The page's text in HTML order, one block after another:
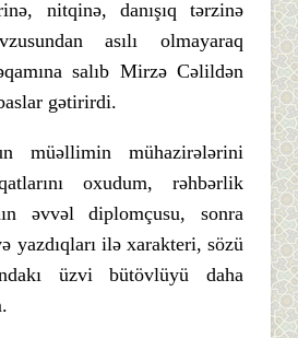
nitqinə, danışıq tərzinə
asılı olmayaraq
salıb Mirzə Cəlildən
gətirirdi.
müəllimin mühazirələrini
oxudum, rəhbərlik
əvvəl diplomçusu, sonra
yazdıqları ilə xarakteri, sözü
üzvi bütövlüyü daha